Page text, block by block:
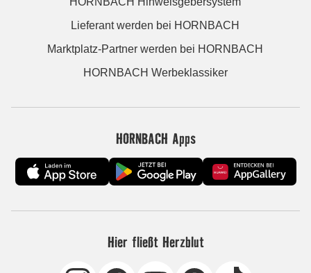
Lieferant werden bei HORNBACH
Marktplatz-Partner werden bei HORNBACH
HORNBACH Werbeklassiker
HORNBACH Apps
Hier fließt Herzblut